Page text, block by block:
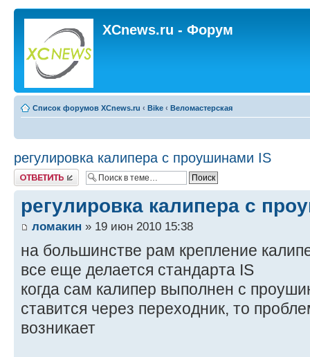
XCnews.ru - Форум
Список форумов XCnews.ru ‹ Bike ‹ Веломастерская
регулировка калипера с проушинами IS
Ответить
регулировка калипера с
ломакин » 19 июн 2010 15:38
на большинстве рам крепление
все еще делается стандарта IS
когда сам калипер выполнен с
ставится через переходник, то
возникает